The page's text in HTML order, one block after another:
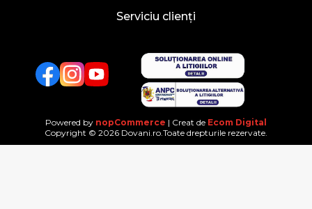
Serviciu clienți
FacebookTwitterYouTube
Powered by nopCommerce | Creat de Ecom Digital
Copyright © 2026 Dovani.ro.Toate drepturile rezervate.